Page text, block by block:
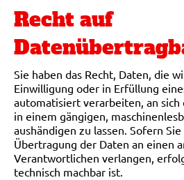
Recht auf
Sie haben das Recht, Daten, die
Einwilligung oder in Erfüllung
automatisiert verarbeiten, an
in einem gängigen,
aushändigen zu lassen. Sofern
Übertragung der Daten an einen
Verantwortlichen verlangen,
technisch machbar ist.